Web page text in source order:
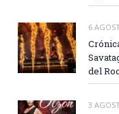
6
del
3